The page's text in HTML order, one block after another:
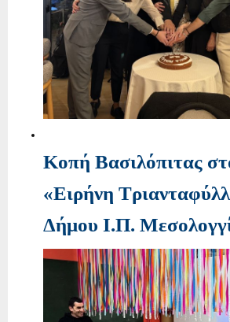
Κοπή Βασιλόπιτας
«Ειρήνη
Δήμου Ι.Π.